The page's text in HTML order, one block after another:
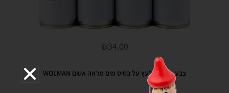
₪34.00
צבע מקצועי לעץ על בסיס מים מראה אטום WOLMAN